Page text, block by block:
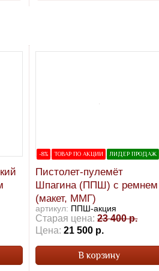
-8% ТОВАР ПО АКЦИИ ЛИДЕР ПРОДАЖ
Пистолет-пулемёт
Шпагина (ППШ) с ремнем
(макет, ММГ)
артикул: ППШ-акция
Старая цена: 23 400 р.
Цена: 21 500 р.
В корзину